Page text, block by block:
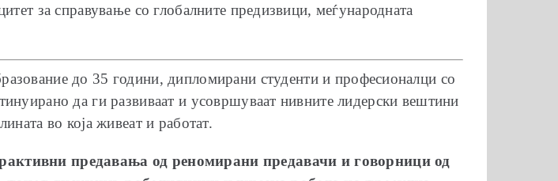
за справување со глобалните предизвици, меѓународната
до 35 години, дипломирани студенти и професионалци со
да ги развиваат и усовршуваат нивните лидерски вештини
во која живеат и работат.
предавања од реномирани предавачи и говорници од